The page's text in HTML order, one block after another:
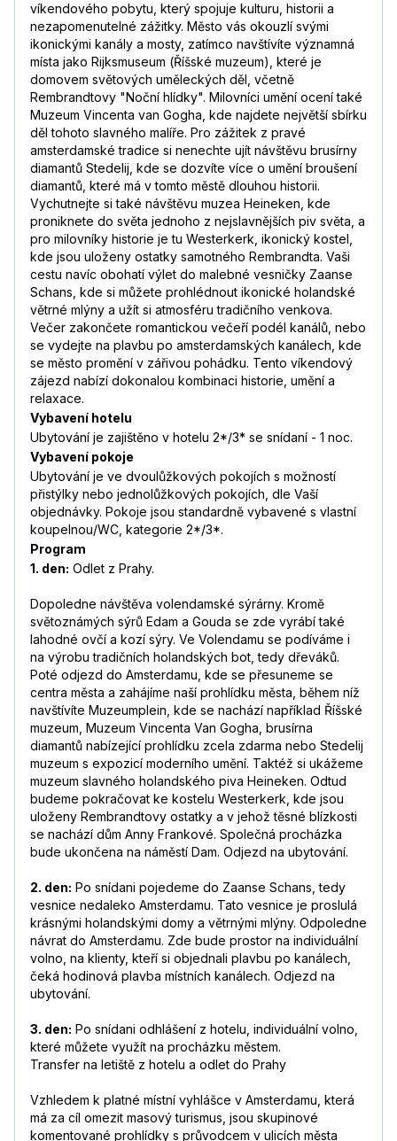
víkendového pobytu, který spojuje kulturu, historii a
nezapomenutelné zážitky. Město vás okouzlí svými
ikonickými kanály a mosty, zatímco navštívíte významná
místa jako Rijksmuseum (Říšské muzeum), které je
domovem světových uměleckých děl, včetně
Rembrandtovy "Noční hlídky". Milovníci umění ocení také
Muzeum Vincenta van Gogha, kde najdete největší sbírku
děl tohoto slavného malíře. Pro zážitek z pravé
amsterdamské tradice si nenechte ujít návštěvu brusírny
diamantů Stedelij, kde se dozvíte více o umění broušení
diamantů, které má v tomto městě dlouhou historii.
Vychutnejte si také návštěvu muzea Heineken, kde
proniknete do světa jednoho z nejslavnějších piv světa, a
pro milovníky historie je tu Westerkerk, ikonický kostel,
kde jsou uloženy ostatky samotného Rembrandta. Vaši
cestu navíc obohatí výlet do malebné vesničky Zaanse
Schans, kde si můžete prohlédnout ikonické holandské
větrné mlýny a užít si atmosféru tradičního venkova.
Večer zakončete romantickou večeří podél kanálů, nebo
se vydejte na plavbu po amsterdamských kanálech, kde
se město promění v zářivou pohádku. Tento víkendový
zájezd nabízí dokonalou kombinaci historie, umění a
relaxace.
Vybavení hotelu
Ubytování je zajištěno v hotelu 2*/3* se snídaní - 1 noc.
Vybavení pokoje
Ubytování je ve dvoulůžkových pokojích s možností
přistýlky nebo jednolůžkových pokojích, dle Vaší
objednávky. Pokoje jsou standardně vybavené s vlastní
koupelnou/WC, kategorie 2*/3*.
Program
1. den: Odlet z Prahy.
Dopoledne návštěva volendamské sýrárny. Kromě
světoznámých sýrů Edam a Gouda se zde vyrábí také
lahodné ovčí a kozí sýry. Ve Volendamu se podíváme i
na výrobu tradičních holandských bot, tedy dřeváků.
Poté odjezd do Amsterdamu, kde se přesuneme se
centra města a zahájíme naší prohlídku města, během níž
navštívíte Muzeumplein, kde se nachází například Říšské
muzeum, Muzeum Vincenta Van Gogha, brusírna
diamantů nabízející prohlídku zcela zdarma nebo Stedelij
muzeum s expozicí moderního umění. Taktéž si ukážeme
muzeum slavného holandského piva Heineken. Odtud
budeme pokračovat ke kostelu Westerkerk, kde jsou
uloženy Rembrandtovy ostatky a v jehož těsné blízkosti
se nachází dům Anny Frankové. Společná procházka
bude ukončena na náměstí Dam. Odjezd na ubytování.
2. den: Po snídani pojedeme do Zaanse Schans, tedy
vesnice nedaleko Amsterdamu. Tato vesnice je proslulá
krásnými holandskými domy a větrnými mlýny. Odpoledne
návrat do Amsterdamu. Zde bude prostor na individuální
volno, na klienty, kteří si objednali plavbu po kanálech,
čeká hodinová plavba místních kanálech. Odjezd na
ubytování.
3. den: Po snídani odhlášení z hotelu, individuální volno,
které můžete využít na procházku městem.
Transfer na letiště z hotelu a odlet do Prahy
Vzhledem k platné místní vyhlášce v Amsterdamu, která
má za cíl omezit masový turismus, jsou skupinové
komentované prohlídky s průvodcem v ulicích města